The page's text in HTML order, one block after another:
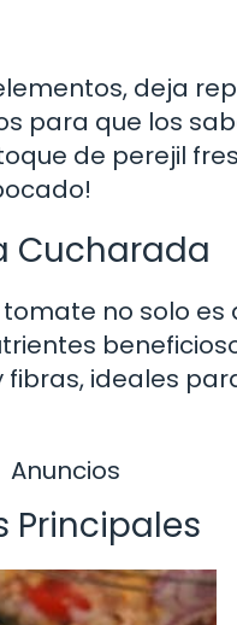
deja
para que los
de perejil
Cucharada
no solo es
ideales
Anuncios
Principales